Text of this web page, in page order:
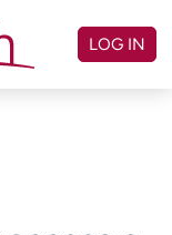
LOG IN